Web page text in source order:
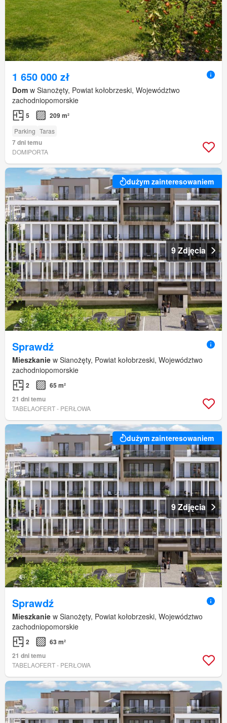
1 650 000 zł
Dom w Sianożęty, Powiat kołobrzeski, Województwo
zachodniopomorskie
5 209 m²
Parking Taras
7 dni temu
DOMIPORTA
dużym zainteresowaniem
9 Zdjęcia
Sprawdź
Mieszkanie w Sianożęty, Powiat kołobrzeski, Województwo
zachodniopomorskie
2
65 m²
21 dni temu
TABELAOFERT - PERŁOWA
dużym zainteresowaniem
9 Zdjęcia
Sprawdź
Mieszkanie w Sianożęty, Powiat kołobrzeski, Województwo
zachodniopomorskie
2
63 m²
21 dni temu
TABELAOFERT - PERŁOWA